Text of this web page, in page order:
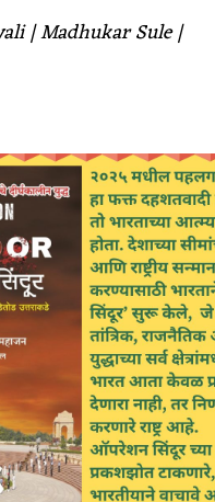
|Madhukar Sule |